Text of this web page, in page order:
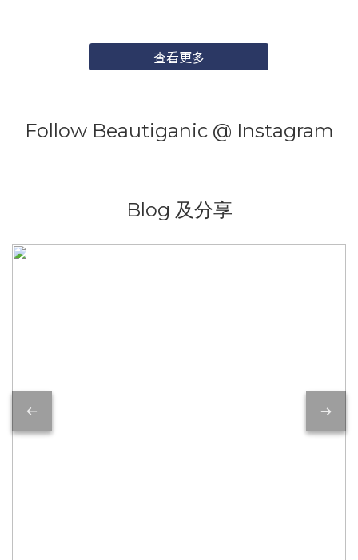
查看更多
Follow Beautiganic @ Instagram
Blog 及分享